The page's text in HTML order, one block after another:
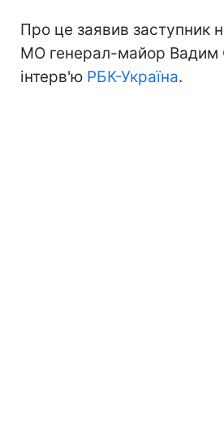
Про це заявив заступник
МО генерал-майор Вадим
інтерв'ю РБК-Україна.